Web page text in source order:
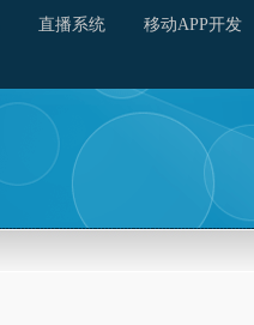
直播系统 移动APP开发